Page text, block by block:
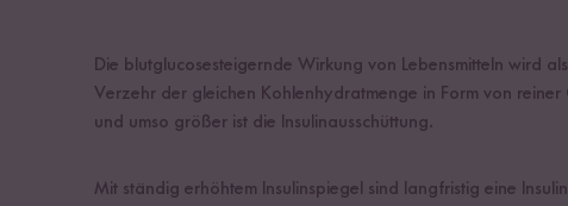
Die blutglucosesteigernde Wirkung von Lebensmitteln wird
Verzehr der gleichen Kohlenhydratmenge in Form von
und umso größer ist die Insulinausschüttung.
Mit ständig erhöhtem Insulinspiegel sind langfristig eine